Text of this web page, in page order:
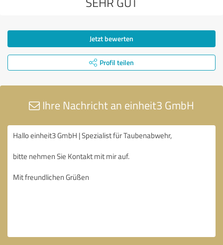
Jetzt bewerten
Profil teilen
Ihre Nachricht an einheit3 GmbH